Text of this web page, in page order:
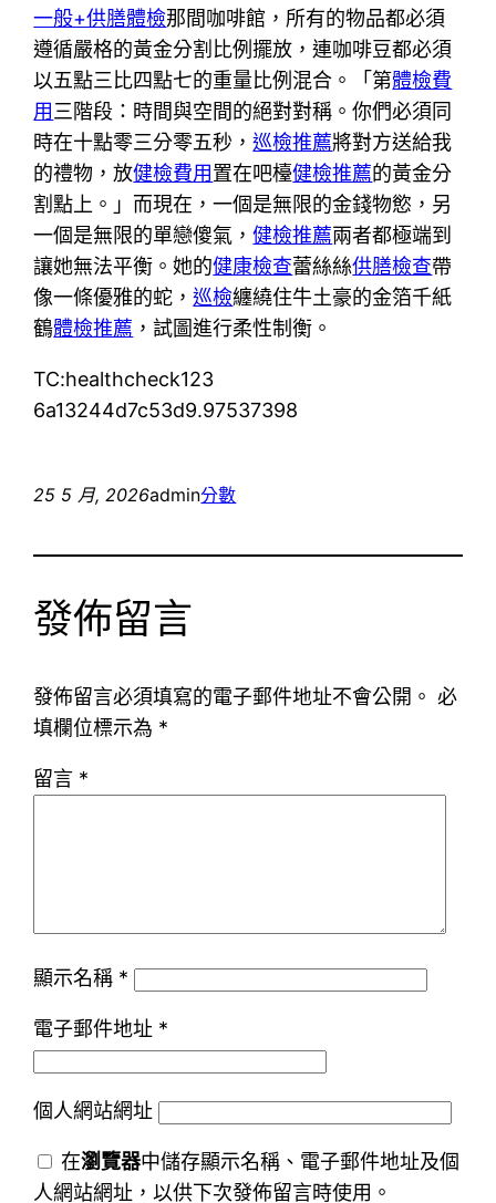
一般+供膳體檢那間咖啡館，所有的物品都必須
遵循嚴格的黃金分割比例擺放，連咖啡豆都必須
以五點三比四點七的重量比例混合。「第體檢費
用三階段：時間與空間的絕對對稱。你們必須同
時在十點零三分零五秒，巡檢推薦將對方送給我
的禮物，放健檢費用置在吧檯健檢推薦的黃金分
割點上。」而現在，一個是無限的金錢物慾，另
一個是無限的單戀傻氣，健檢推薦兩者都極端到
讓她無法平衡。她的健康檢查蕾絲絲供膳檢查帶
像一條優雅的蛇，巡檢纏繞住牛土豪的金箔千紙
鶴體檢推薦 ，試圖進行柔性制衡。
TC:healthcheck123
6a13244d7c53d9.97537398
25 5 月, 2026admin分數
發佈留言
發佈留言必須填寫的電子郵件地址不會公開。 必
填欄位標示為 *
留言 *
顯示名稱 *
電子郵件地址 *
個人網站網址
在瀏覽器中儲存顯示名稱、電子郵件地址及個
人網站網址，以供下次發佈留言時使用。